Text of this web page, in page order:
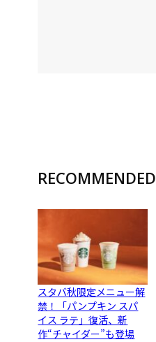
RECOMMENDED
スタバ秋限定メニュー解
禁！「パンプキン スパ
イス ラテ」復活、新
作“チャイダー”も登場